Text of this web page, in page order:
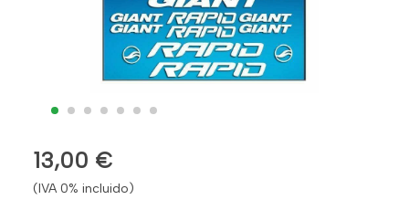
13,00 €
(IVA 0% incluido)